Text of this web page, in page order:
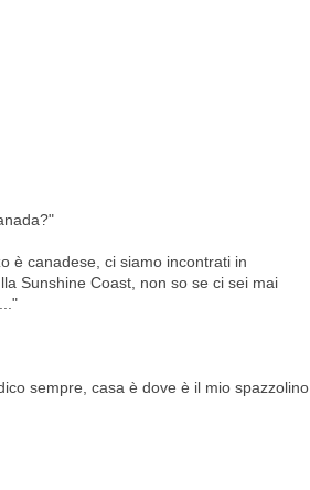
è canadese, ci siamo incontrati in
Sunshine Coast, non so se ci sei mai
sempre, casa è dove è il mio spazzolino